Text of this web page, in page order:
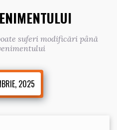
suferi modificări până
2025